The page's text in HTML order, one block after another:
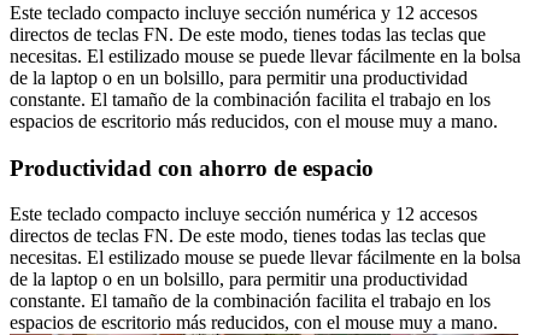
Este teclado compacto incluye sección numérica y 12 accesos
directos de teclas FN. De este modo, tienes todas las teclas que
necesitas. El estilizado mouse se puede llevar fácilmente en la bolsa
de la laptop o en un bolsillo, para permitir una productividad
constante. El tamaño de la combinación facilita el trabajo en los
espacios de escritorio más reducidos, con el mouse muy a mano.
Productividad con ahorro de espacio
Este teclado compacto incluye sección numérica y 12 accesos
directos de teclas FN. De este modo, tienes todas las teclas que
necesitas. El estilizado mouse se puede llevar fácilmente en la bolsa
de la laptop o en un bolsillo, para permitir una productividad
constante. El tamaño de la combinación facilita el trabajo en los
espacios de escritorio más reducidos, con el mouse muy a mano.